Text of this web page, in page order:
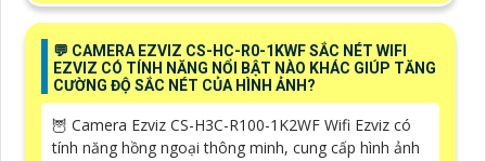
️💬 CAMERA EZVIZ CS-HC-R0-1KWF SẮC NÉT WIFI
EZVIZ CÓ TÍNH NĂNG NỔI BẬT NÀO KHÁC GIÚP TĂNG
CƯỜNG ĐỘ SẮC NÉT CỦA HÌNH ẢNH?
🦉 Camera Ezviz CS-H3C-R100-1K2WF Wifi Ezviz có
tính năng hồng ngoại thông minh, cung cấp hình ảnh